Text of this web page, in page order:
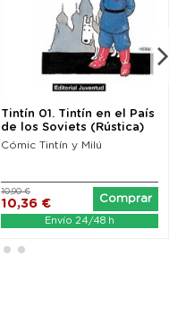
Tintín 01. Tintín en el País
de los Soviets (Rústica)
Cómic Tintín y Milú
10,36 €
10,90 €
Comprar
Envío 24/48 h